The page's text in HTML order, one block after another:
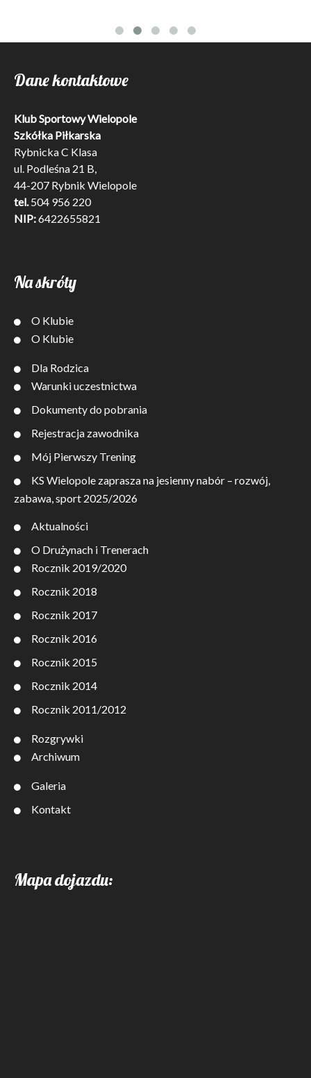
Dane kontaktowe
Klub Sportowy Wielopole
Szkółka Piłkarska
Rybnicka C Klasa
ul. Podleśna 21 B,
44-207 Rybnik Wielopole
tel.504 956 220
NIP:6422655821
Na skróty
O Klubie
O Klubie
Dla Rodzica
Warunki uczestnictwa
Dokumenty do pobrania
Rejestracja zawodnika
Mój Pierwszy Trening
KS Wielopole zaprasza na jesienny nabór – rozwój,
zabawa, sport 2025/2026
Aktualności
O Drużynach i Trenerach
Rocznik 2019/2020
Rocznik 2018
Rocznik 2017
Rocznik 2016
Rocznik 2015
Rocznik 2014
Rocznik 2011/2012
Rozgrywki
Archiwum
Galeria
Kontakt
Mapa dojazdu: